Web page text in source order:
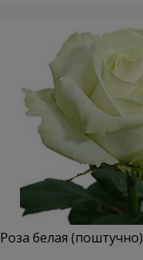
Роза белая (поштучно)